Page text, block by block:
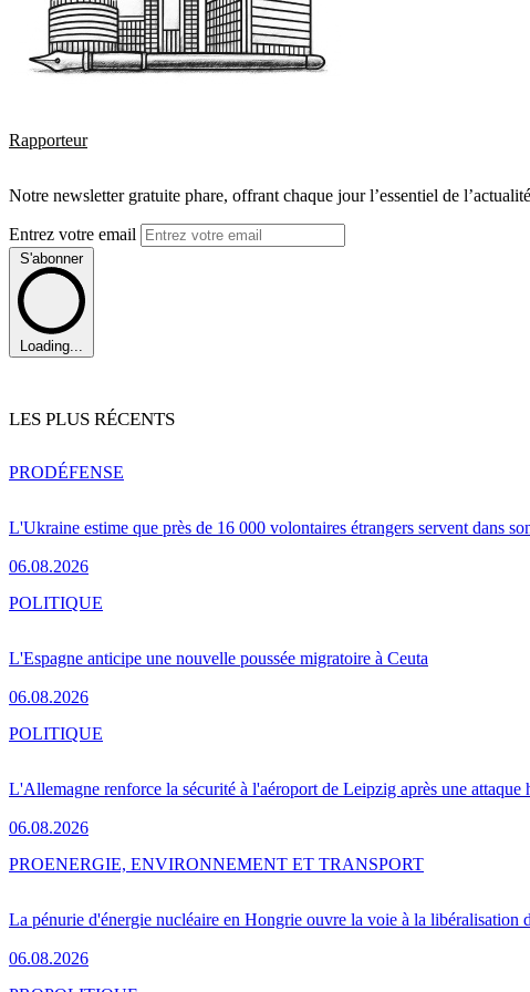
Rapporteur
Notre newsletter gratuite phare, offrant chaque jour l’essentiel de
Entrez votre email
S'abonner
Loading...
LES PLUS RÉCENTS
L'Ukraine estime que près de 16 000 volontaires étrangers servent dans
06.08.2026
PRODÉFENSE
L'Espagne anticipe une nouvelle poussée migratoire à Ceuta
06.08.2026
POLITIQUE
L'Allemagne renforce la sécurité à l'aéroport de Leipzig après une attaque
06.08.2026
POLITIQUE
La pénurie d'énergie nucléaire en Hongrie ouvre la voie à la libéralisation
06.08.2026
PROENERGIE, ENVIRONNEMENT ET TRANSPORT